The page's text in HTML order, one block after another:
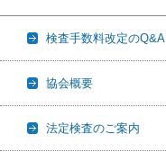
検査手数料改定のQ&A
協会概要
法定検査のご案内